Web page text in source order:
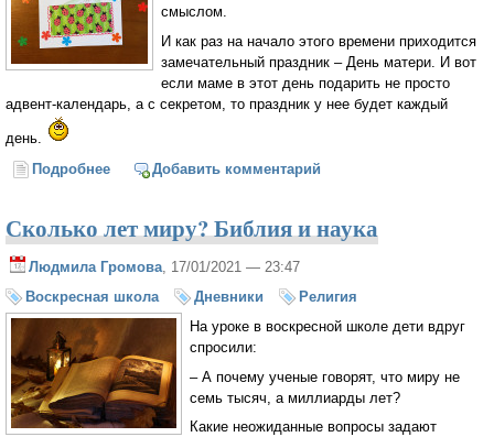
смыслом.
И как раз на начало этого времени приходится
замечательный праздник – День матери. И вот
если маме в этот день подарить не просто
адвент-календарь, а с секретом, то праздник у нее будет каждый
день.
Подробнее о Адвент-календарь с секретом - в подарок маме
Добавить комментарий
Сколько лет миру? Библия и наука
Людмила Громова, 17/01/2021 — 23:47
Воскресная школа
Дневники
Религия
На уроке в воскресной школе дети вдруг
спросили:
– А почему ученые говорят, что миру не
семь тысяч, а миллиарды лет?
Какие неожиданные вопросы задают